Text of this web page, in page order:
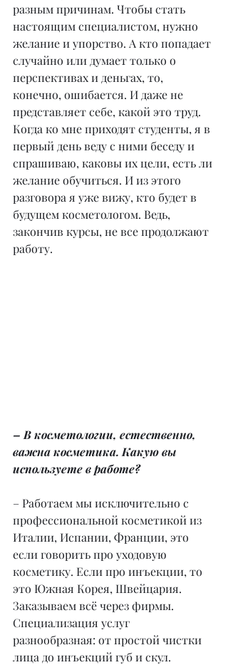
разным причинам. Чтобы стать
настоящим специалистом, нужно
желание и упорство. А кто попадает
случайно или думает только о
перспективах и деньгах, то,
конечно, ошибается. И даже не
представляет себе, какой это труд.
Когда ко мне приходят студенты, я в
первый день веду с ними беседу и
спрашиваю, каковы их цели, есть ли
желание обучиться. И из этого
разговора я уже вижу, кто будет в
будущем косметологом. Ведь,
закончив курсы, не все продолжают
работу.
– В косметологии, естественно,
важна косметика. Какую вы
используете в работе?
– Работаем мы исключительно с
профессиональной косметикой из
Италии, Испании, Франции, это
если говорить про уходовую
косметику. Если про инъекции, то
это Южная Корея, Швейцария.
Заказываем всё через фирмы.
Специализация услуг
разнообразная: от простой чистки
лица до инъекций губ и скул.